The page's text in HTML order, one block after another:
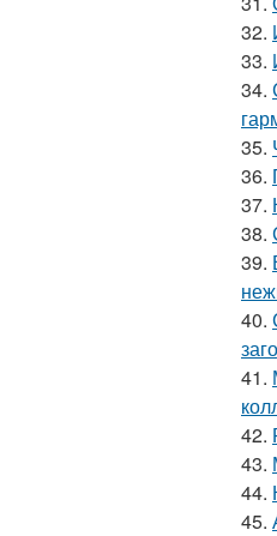
32.
33.
34.
35.
36.
37.
38.
39.
40.
41.
42.
43.
44.
45.